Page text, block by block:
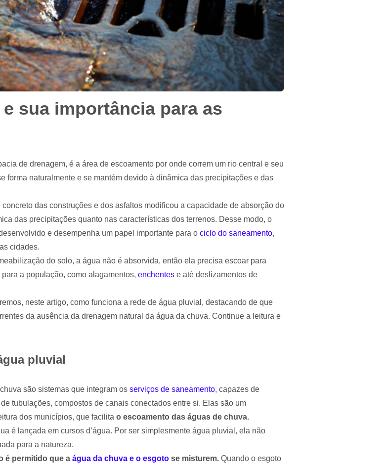
sua importância para as
de drenagem, é a área de escoamento por onde correm um rio central e seu
naturalmente e se mantém devido à dinâmica das precipitações e das
das construções e dos asfaltos modificou a capacidade de absorção do
das precipitações quanto nas características dos terrenos. Desse modo, o
e desempenha um papel importante para o ciclo do saneamento,
cidades.
do solo, a água não é absorvida, então ela precisa escoar para
a população, como alagamentos, enchentese até deslizamentos de
neste artigo, como funciona a rede de água pluvial, destacando de que
da ausência da drenagem natural da água da chuva. Continue a leitura e
pluvial
são sistemas que integram os serviços de saneamento, capazes de
tubulações, compostos de canais conectados entre si. Elas são um
dos municípios, que facilita o escoamento das águas de chuva.
é lançada em cursos d’água. Por ser simplesmente água pluvial, ela não
para a natureza.
é permitido que a água da chuva e o esgotose misturem.Quando o esgoto